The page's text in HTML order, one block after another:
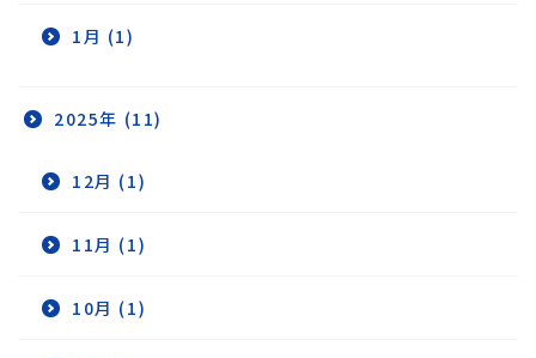
1月 (1)
2025年 (11)
12月 (1)
11月 (1)
10月 (1)